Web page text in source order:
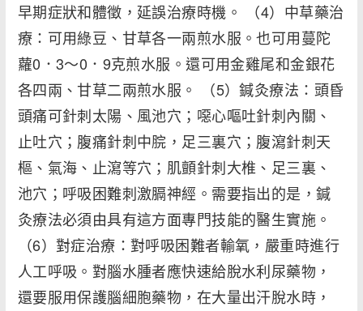
早期症狀和體徵，延誤治療時機。 （4）中草藥治
療：可用綠豆、甘草各一兩煎水服。也可用蔓陀
蘿0．3～0．9克煎水服。還可用金雞尾和金銀花
各四兩、甘草二兩煎水服。 （5）鍼灸療法：頭昏
頭痛可針刺太陽、風池穴；噁心嘔吐針刺內關、
止吐穴；腹痛針刺中脘，足三裏穴；腹瀉針刺天
樞、氣海、止瀉等穴；肌顫針刺大椎、足三裏、
池穴；呼吸困難刺激膈神經。需要指出的是，鍼
灸療法必須由具有這方面專門技能的醫生實施。
（6）對症治療：對呼吸困難者輸氧，嚴重時進行
人工呼吸。對腦水腫者應快速給脫水利尿藥物，
還要服用保護腦細胞藥物，在大量出汗脫水時，